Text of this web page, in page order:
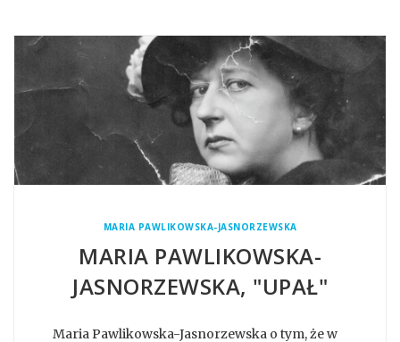
MARIA PAWLIKOWSKA-JASNORZEWSKA
MARIA PAWLIKOWSKA-
JASNORZEWSKA, "UPAŁ"
Maria Pawlikowska-Jasnorzewska o tym, że w